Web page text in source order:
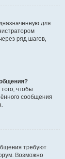
для
ряд шагов,
чтобы
сообщения
требуют
Возможно